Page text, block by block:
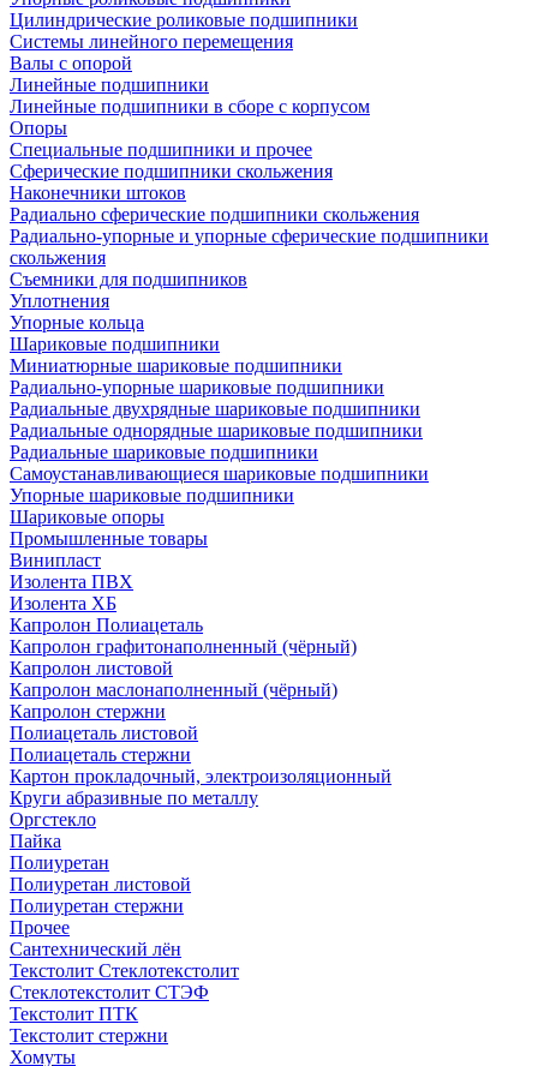
Цилиндрические роликовые подшипники
Системы линейного перемещения
Валы с опорой
Линейные подшипники
Линейные подшипники в сборе с корпусом
Опоры
Специальные подшипники и прочее
Сферические подшипники скольжения
Наконечники штоков
Радиально сферические подшипники скольжения
Радиально-упорные и упорные сферические подшипники
скольжения
Съемники для подшипников
Уплотнения
Упорные кольца
Шариковые подшипники
Миниатюрные шариковые подшипники
Радиально-упорные шариковые подшипники
Радиальные двухрядные шариковые подшипники
Радиальные однорядные шариковые подшипники
Радиальные шариковые подшипники
Самоустанавливающиеся шариковые подшипники
Упорные шариковые подшипники
Шариковые опоры
Промышленные товары
Винипласт
Изолента ПВХ
Изолента ХБ
Капролон Полиацеталь
Капролон графитонаполненный (чёрный)
Капролон листовой
Капролон маслонаполненный (чёрный)
Капролон стержни
Полиацеталь листовой
Полиацеталь стержни
Картон прокладочный, электроизоляционный
Круги абразивные по металлу
Оргстекло
Пайка
Полиуретан
Полиуретан листовой
Полиуретан стержни
Прочее
Сантехнический лён
Текстолит Стеклотекстолит
Стеклотекстолит СТЭФ
Текстолит ПТК
Текстолит стержни
Хомуты